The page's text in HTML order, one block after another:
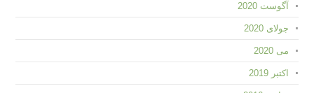
آگوست 2020
جولای 2020
می 2020
اکتبر 2019